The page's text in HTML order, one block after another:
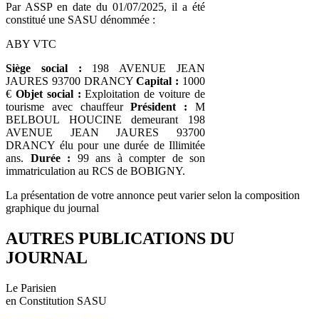
Par ASSP en date du 01/07/2025, il a été
constitué une SASU dénommée :
ABY VTC
Siège social : 198 AVENUE JEAN
JAURES 93700 DRANCYCapital : 1000
€ Objet social : Exploitation de voiture de
tourisme avec chauffeurPrésident : M
BELBOUL HOUCINE demeurant 198
AVENUE JEAN JAURES 93700
DRANCY élu pour une durée de Illimitée
ans. Durée : 99 ans à compter de son
immatriculation au RCS de BOBIGNY.
La présentation de votre annonce peut varier selon la composition
graphique du journal
AUTRES PUBLICATIONS DU
JOURNAL
Le Parisien
en Constitution SASU